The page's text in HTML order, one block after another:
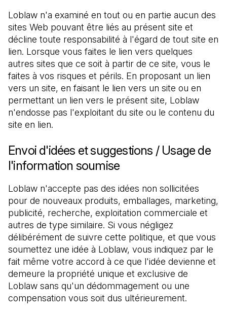
Loblaw n'a examiné en tout ou en partie aucun des
sites Web pouvant être liés au présent site et
décline toute responsabilité à l'égard de tout site en
lien. Lorsque vous faites le lien vers quelques
autres sites que ce soit à partir de ce site, vous le
faites à vos risques et périls. En proposant un lien
vers un site, en faisant le lien vers un site ou en
permettant un lien vers le présent site, Loblaw
n'endosse pas l'exploitant du site ou le contenu du
site en lien.
Envoi d'idées et suggestions / Usage de
l'information soumise
Loblaw n'accepte pas des idées non sollicitées
pour de nouveaux produits, emballages, marketing,
publicité, recherche, exploitation commerciale et
autres de type similaire. Si vous négligez
délibérément de suivre cette politique, et que vous
soumettez une idée à Loblaw, vous indiquez par le
fait même votre accord à ce que l'idée devienne et
demeure la propriété unique et exclusive de
Loblaw sans qu'un dédommagement ou une
compensation vous soit dus ultérieurement.